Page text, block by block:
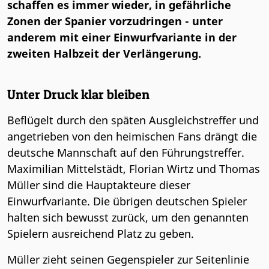
schaffen es immer wieder, in gefährliche
Zonen der Spanier vorzudringen - unter
anderem mit einer Einwurfvariante in der
zweiten Halbzeit der Verlängerung.
Unter Druck klar bleiben
Beflügelt durch den späten Ausgleichstreffer und
angetrieben von den heimischen Fans drängt die
deutsche Mannschaft auf den Führungstreffer.
Maximilian Mittelstädt, Florian Wirtz und Thomas
Müller sind die Hauptakteure dieser
Einwurfvariante. Die übrigen deutschen Spieler
halten sich bewusst zurück, um den genannten
Spielern ausreichend Platz zu geben.
Müller zieht seinen Gegenspieler zur Seitenlinie